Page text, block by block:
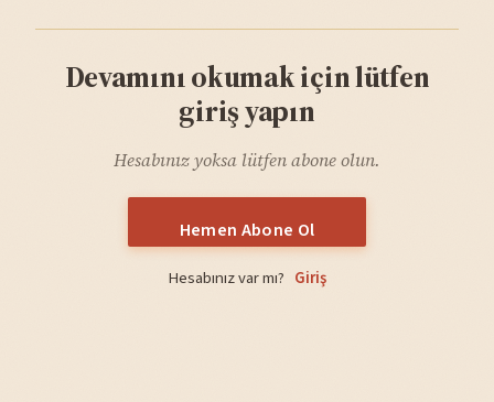
Devamını okumak için lütfen
giriş yapın
Hesabınız yoksa lütfen abone olun.
Hemen Abone Ol
Hesabınız var mı? Giriş